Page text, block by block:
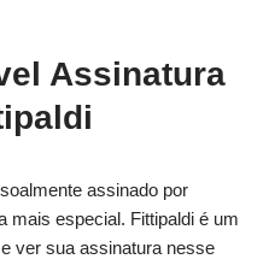
Assinatura
assinado por
mais especial. Fittipaldi é um
ver sua assinatura nesse